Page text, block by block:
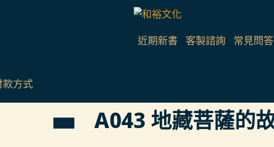
近期新書 客製諮詢 常見問答
款方式
A043 地藏菩薩的